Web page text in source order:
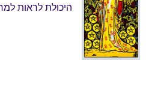
היכולת לראות